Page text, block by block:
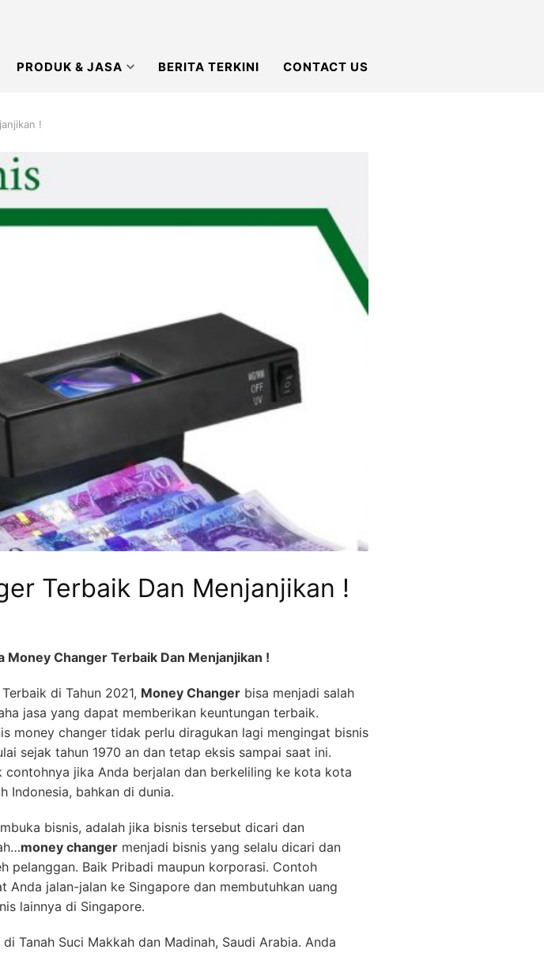
PRODUK & JASA BERITA TERKINI CONTACT US
!
Terbaik Dan Menjanjikan !
Money Changer Terbaik Dan Menjanjikan !
di Tahun 2021, Money Changer bisa menjadi salah
jasa yang dapat memberikan keuntungan terbaik.
money changer tidak perlu diragukan lagi mengingat bisnis
sejak tahun 1970 an dan tetap eksis sampai saat ini.
contohnya jika Anda berjalan dan berkeliling ke kota kota
Indonesia, bahkan di dunia.
bisnis, adalah jika bisnis tersebut dicari dan
money changer menjadi bisnis yang selalu dicari dan
pelanggan. Baik Pribadi maupun korporasi. Contoh
Anda jalan-jalan ke Singapore dan membutuhkan uang
lainnya di Singapore.
Tanah Suci Makkah dan Madinah, Saudi Arabia. Anda